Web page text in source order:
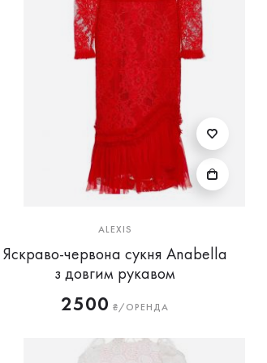
ALEXIS
Яскраво-червона сукня Anabella
з довгим рукавом
2500 ₴/ОРЕНДА